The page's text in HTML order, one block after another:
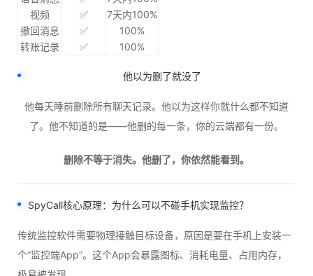
视频
✅
7天内100%
撤回消息
✅
100%
转账记录
✅ 100%
他以为删了就没了
他每天睡前删除所有聊天记录。他以为这样你就什么都不知道
了。他不知道的是——他删的每一条，你的云端都有一份。
删除不等于消失。他删了，你依然能看到。
SpyCall核心原理：为什么可以不碰手机实现监控？
传统监控软件需要物理接触目标设备，原因是要在手机上安装一
个“监控端App”。这个App会暴露图标、消耗电量、占用内存，